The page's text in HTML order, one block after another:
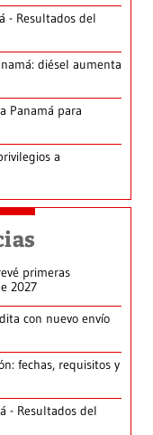
- Resultados del
diésel aumenta
Panamá para
a
primeras
2027
con nuevo envío
fechas, requisitos y
- Resultados del